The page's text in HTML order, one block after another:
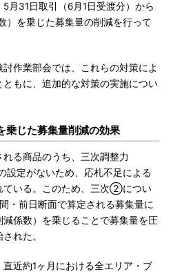
月31日取引（6月1日受渡分）から
を乗じた募集量の削減を行って
作業部会では、これらの対策によ
もに、追加的な対策の実施につい
じた募集量削減の効果
る商品のうち、三次調整力
定がないため、応札不足による
ている。このため、三次②につい
・前日断面で算定される募集量に
係数）を乗じることで募集量を圧
れた。
近約1ヶ月における全エリア・ブ